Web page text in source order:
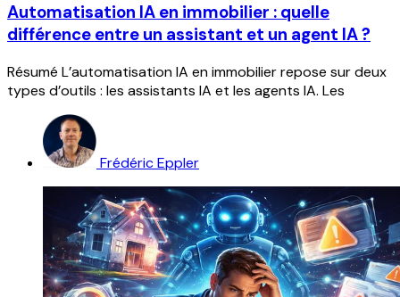
Automatisation IA en immobilier : quelle
différence entre un assistant et un agent IA ?
Résumé L’automatisation IA en immobilier repose sur deux
types d’outils : les assistants IA et les agents IA. Les
Frédéric Eppler